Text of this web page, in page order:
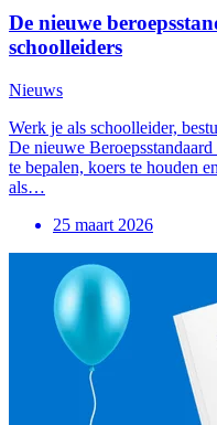
De nieuwe
schoolleiders
Nieuws
Werk je als schoolleider,
De nieuwe
te bepalen, koers te houden
als…
25 maart 2026